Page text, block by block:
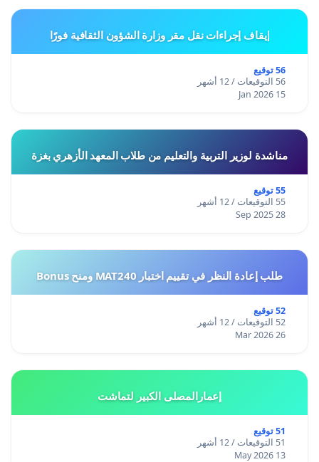
إيقاف إجراءات نقل مقر وزارة الشؤون الثقافية فورًا
56 توقيع
56 التوقيعات / 12 أشهر
15 Jan 2026
مناشدة لوزير التربية والتعليم من طلاب المعهد الأزهري بغزة
55 توقيع
55 التوقيعات / 12 أشهر
28 Sep 2025
طلب إعادة النظر في تقييم اختبار MAT240 ومنح Bonus
52 توقيع
52 التوقيعات / 12 أشهر
26 Mar 2026
إعمارالمصلى الكبير لتماشت
51 توقيع
51 التوقيعات / 12 أشهر
13 May 2026